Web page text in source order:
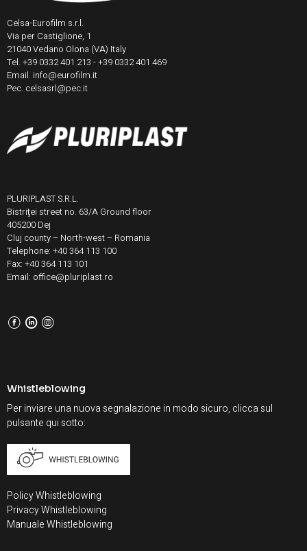
Celsa-Eurofilm s.r.l.
Via per Castiglione, 1
21040 Vedano Olona (VA) Italy
Tel. +39 0332 401 213 - +39 0332 401 469
Email. info@eurofilm.it
Pec. celsasrl@pec.it
PLURIPLAST S.R.L.
Bistriţei street no. 63/A Ground floor
405200 Dej
Cluj county – North-west – Romania
Telephone: +40 364 113 100
Fax: +40 364 113 101
Email: office@pluriplast.ro
F L I
Whistleblowing
Per inviare una nuova segnalazione in modo sicuro, clicca sul
pulsante qui sotto:
Policy Whistleblowing
Privacy Whistleblowing
Manuale Whistleblowing